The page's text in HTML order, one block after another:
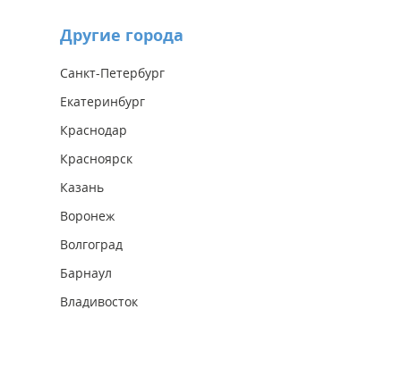
Другие города
Санкт-Петербург
Екатеринбург
Краснодар
Красноярск
Казань
Воронеж
Волгоград
Барнаул
Владивосток